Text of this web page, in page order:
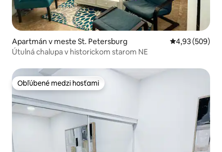
Apartmán v meste St. Petersburg Priemerné
4,93 (509)
Útulná chalupa v historickom starom NE
Obľúbené medzi hosťami
Obľúbené medzi hosťami